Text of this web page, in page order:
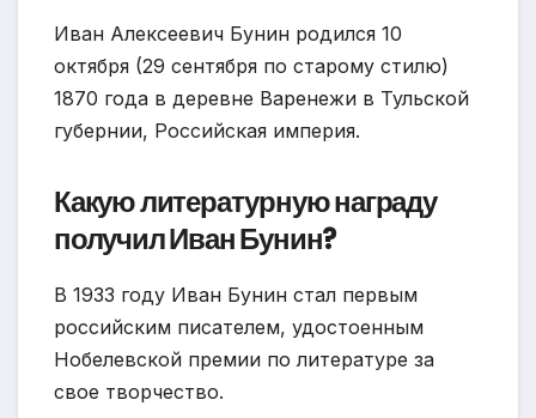
Иван Алексеевич Бунин родился 10
октября (29 сентября по старому стилю)
1870 года в деревне Варенежи в Тульской
губернии, Российская империя.
Какую литературную награду
получил Иван Бунин?
В 1933 году Иван Бунин стал первым
российским писателем, удостоенным
Нобелевской премии по литературе за
свое творчество.